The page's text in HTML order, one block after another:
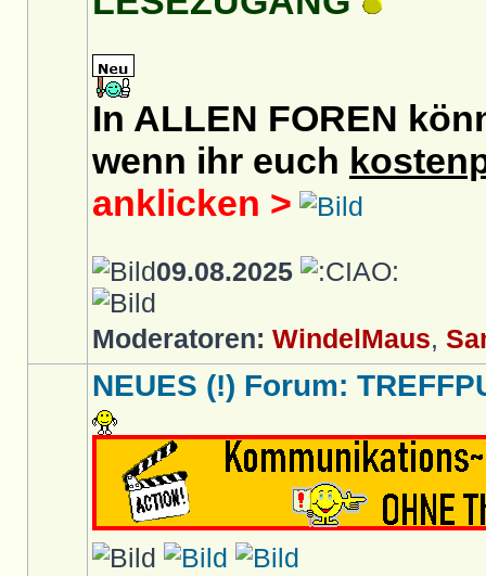
In ALLEN FOREN
wenn ihr euch
anklicken >
09.08.2025
Moderatoren: WindelMaus,
NEUES (!) Forum: